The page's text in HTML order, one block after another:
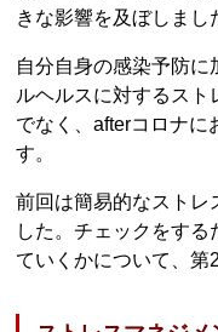
きな影響を及ぼしまし
自分自身の感染予防に
ルヘルスに対するス
でなく、afterコロナに
す。
前回は簡易的なストレ
した。チェックをす
ていくかについて、第